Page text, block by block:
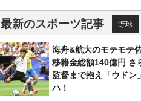
最新のスポーツ記事 野球
海舟&航大のモテモテ
移籍金総額140億円 さ
監督まで抱え「ウドン
ハ！